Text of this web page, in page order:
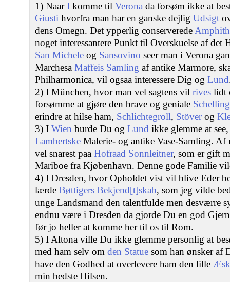
1) NaarI komme til Verona da forsøm ikke at
Giusti hvorfra man har en ganske dejlig Udsigt
dens Omegn. Det ypperlig conserverede
noget interessantere Punkt til Overskuelse af det
San Michele og Sansovino seer man i Verona
Marchesa Maffeis Samling af antike Marmore,
Philharmonica, vil ogsaa interessere Dig og Lund
2) I München, hvor man vel sagtens vil rives lidt
forsømme at gjøre den brave og geniale
erindre at hilse ham, Schlichtegroll, Stöverog
3) I Wien burde Du og Lund ikke glemme at
Lambertske Malerie- og antike Vase-Samling.
vel snarest paa Hofraad Sonnleitner, som er gift
Mariboe fra Kjøbenhavn. Denne gode Familie
4) I Dresden, hvor Opholdet vist vil blive Eder
lærde Bøttigers Bekjend[t]skab, som jeg vilde
unge Landsmand den talentfulde men desværre
endnu være i Dresden da gjorde Du en god
før jo heller at komme her til os til Rom.
5) I Altona ville Du ikke glemme personlig at
med ham selv om den Statue som han ønsker af
have den Godhed at overlevere ham den lille
min bedste Hilsen.